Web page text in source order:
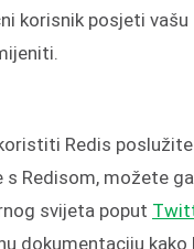
korisnik posjeti
Redis
Redisom, možete
svijeta poput
dokumentaciju